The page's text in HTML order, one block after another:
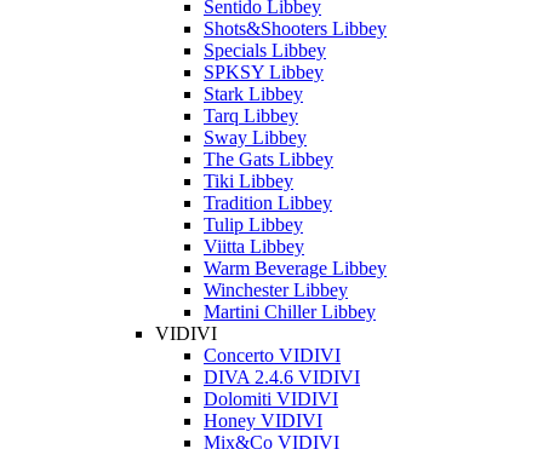
Sentido Libbey
Shots&Shooters Libbey
Specials Libbey
SPKSY Libbey
Stark Libbey
Tarq Libbey
Sway Libbey
The Gats Libbey
Tiki Libbey
Tradition Libbey
Tulip Libbey
Viitta Libbey
Warm Beverage Libbey
Winchester Libbey
Martini Chiller Libbey
VIDIVI
Concerto VIDIVI
DIVA 2.4.6 VIDIVI
Dolomiti VIDIVI
Honey VIDIVI
Mix&Co VIDIVI